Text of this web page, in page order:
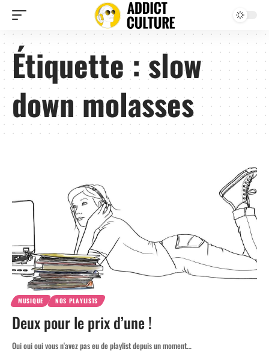
Étiquette :slow
down molasses
MUSIQUE NOS PLAYLISTS
Deux pour le prix d’une !
Oui oui oui vous n'avez pas eu de playlist depuis un moment…